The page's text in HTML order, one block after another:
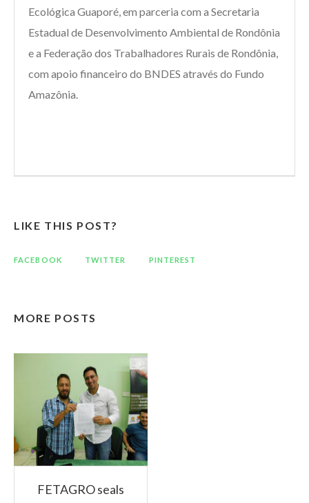
Ecológica Guaporé, em parceria com a Secretaria
Estadual de Desenvolvimento Ambiental de Rondônia
e a Federação dos Trabalhadores Rurais de Rondônia,
com apoio financeiro do BNDES através do Fundo
Amazônia.
LIKE THIS POST?
FACEBOOK TWITTER PINTEREST
MORE POSTS
FETAGRO seals